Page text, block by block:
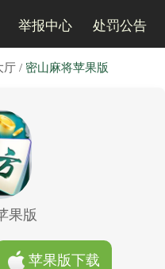
举报中心 处罚公告
厅 / 密山麻将苹果版
果版
苹果版下载